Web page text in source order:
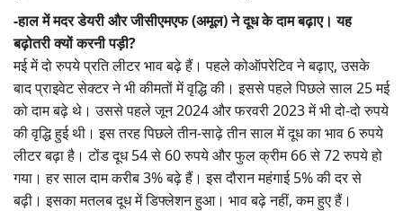
English Hindi
-हाल में मदर डेयरी और जीसीएमएफ (अमूल) ने दूध के दाम बढ़ाए। यह
बढ़ोतरी क्यों करनी पड़ी?
मई में दो रुपये प्रति लीटर भाव बढ़े हैं। पहले कोऑपरेटिव ने बढ़ाए, उसके
बाद प्राइवेट सेक्टर ने भी कीमतों में वृद्धि की। इससे पहले पिछले साल 25 मई
को दाम बढ़े थे। उससे पहले जून 2024 और फरवरी 2023 में भी दो-दो रुपये
की वृद्धि हुई थी। इस तरह पिछले तीन-साढ़े तीन साल में दूध का भाव 6 रुपये
लीटर बढ़ा है। टोंड दूध 54 से 60 रुपये और फुल क्रीम 66 से 72 रुपये हो
गया। हर साल दाम करीब 3% बढ़े हैं। इस दौरान महंगाई 5% की दर से
बढ़ी। इसका मतलब दूध में डिफ्लेशन हुआ। भाव बढ़े नहीं, कम हुए हैं।